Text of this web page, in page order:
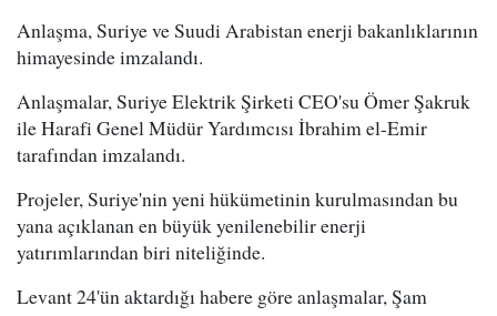
Anlaşma, Suriye ve Suudi Arabistan enerji bakanlıklarının
himayesinde imzalandı.
Anlaşmalar, Suriye Elektrik Şirketi CEO'su Ömer Şakruk
ile Harafi Genel Müdür Yardımcısı İbrahim el-Emir
tarafından imzalandı.
Projeler, Suriye'nin yeni hükümetinin kurulmasından bu
yana açıklanan en büyük yenilenebilir enerji
yatırımlarından biri niteliğinde.
Levant 24'ün aktardığı habere göre anlaşmalar, Şam